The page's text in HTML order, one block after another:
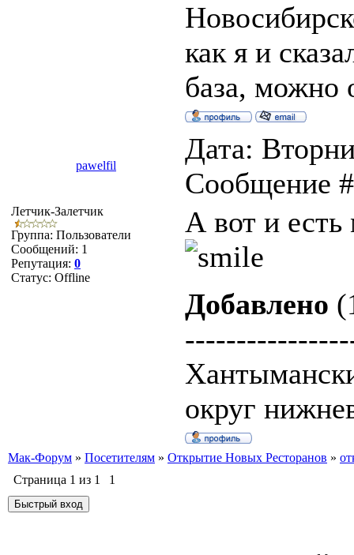
как я и
база, можно
pawelfil
Дата:
Сообщение
Летчик-Залетчик
Группа: Пользователи
Сообщений: 1
Репутация: 0
Статус: Offline
А вот и есть
Добавлено
округ
Мак-Форум » Посетителям » Открытие Новых Ресторанов »
Страница 1 из 1 1